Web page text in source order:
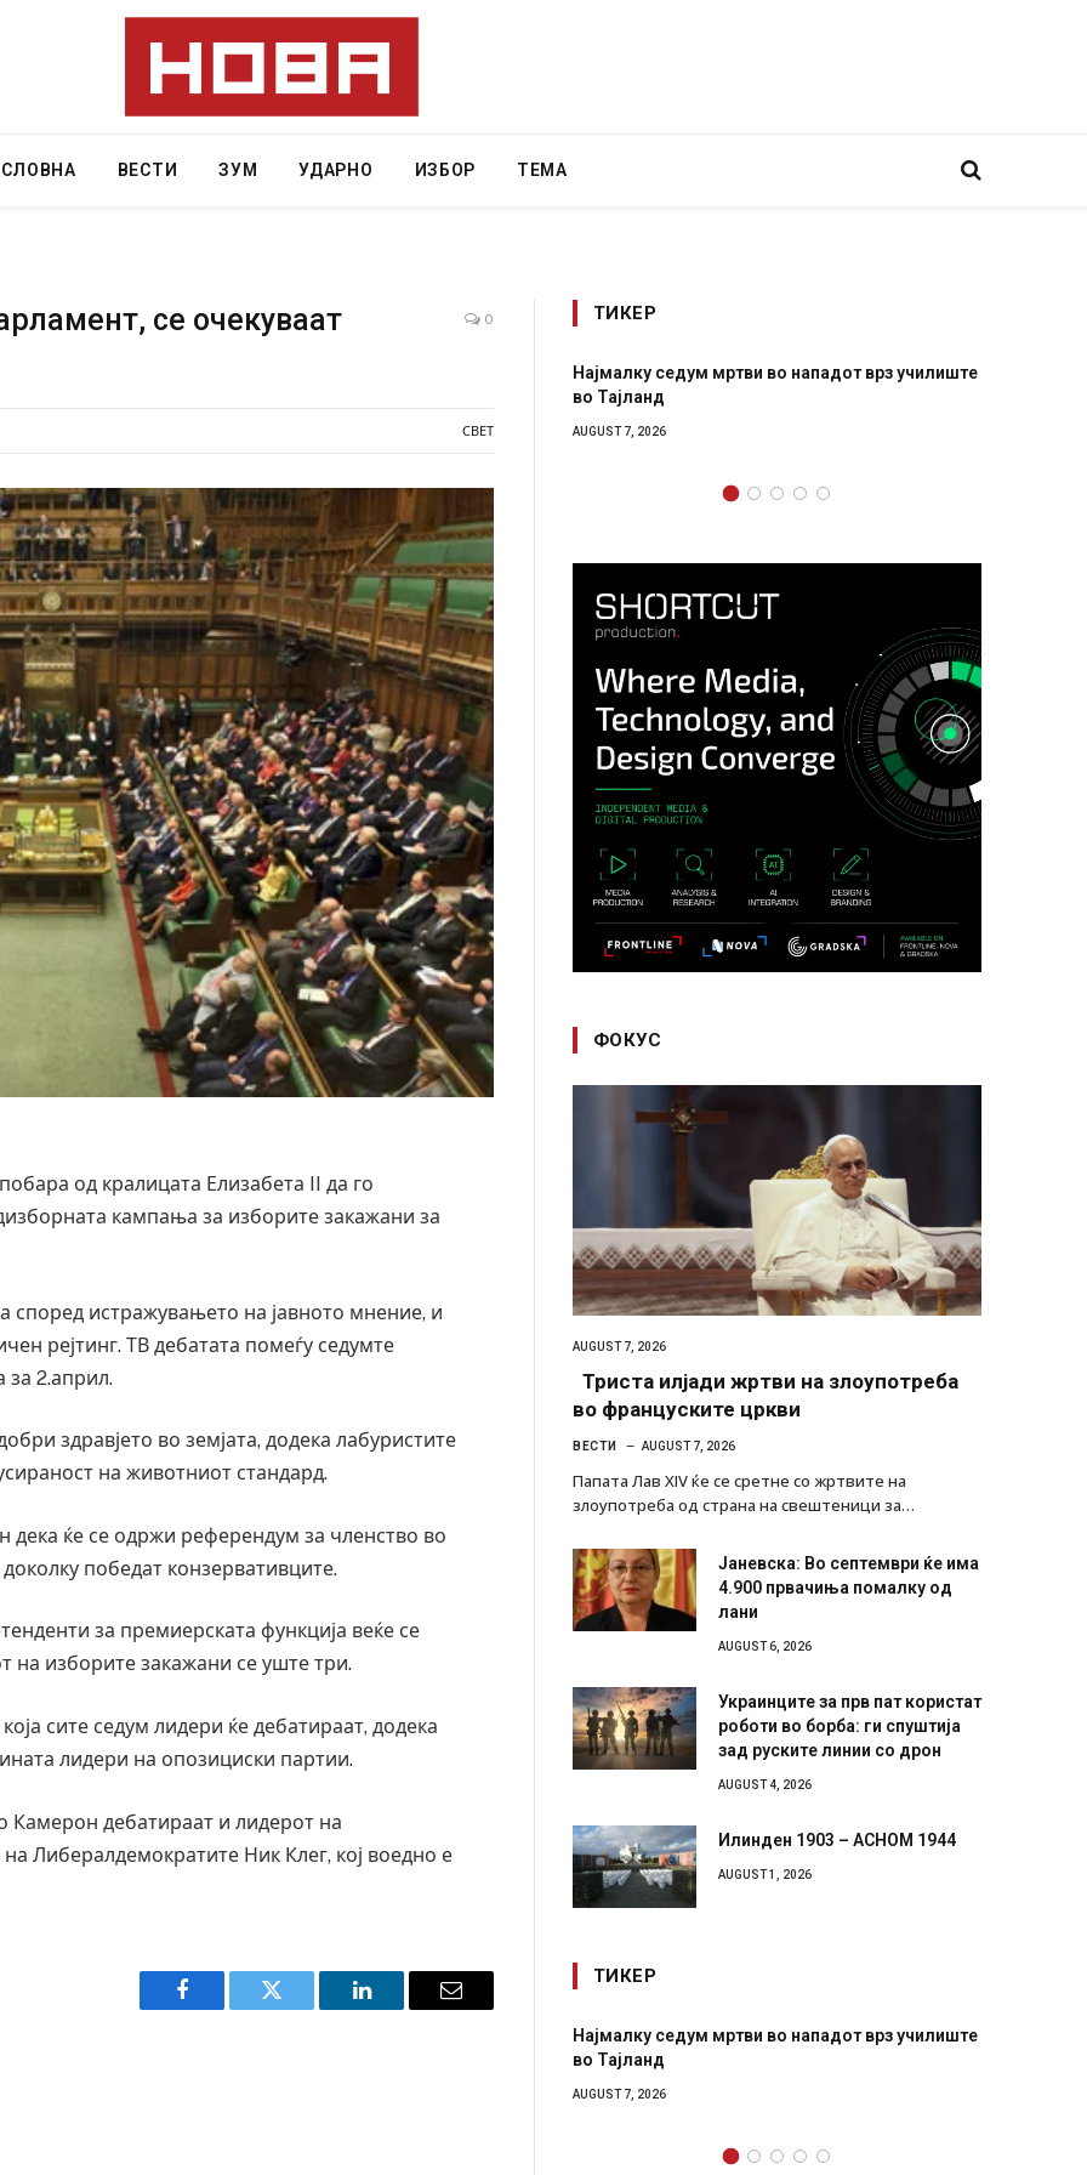
ВЕСТИ ЗУМ УДАРНО ИЗБОР ТЕМА
се очeкуваат 0
СВЕТ
од кралицата Елизабета II да го
кампања за изборите закажани за
според истражувањето на јавното мнение, и
рејтинг. ТВ дебатата помеѓу седумте
за 2.април.
здравјето во земјата, додека лабуристите
на животниот стандард.
ќе се одржи референдум за членство во
победат конзервативците.
за премиерската функција веќе се
на изборите закажани се уште три.
сите седум лидери ќе дебатираат, додека
лидери на опозициски партии.
Камерон дебатираат и лидерот на
Либералдемократите Ник Клег, кој воедно е
Facebook Twitter LinkedIn Email
ТИКЕР
Најмалку седум мртви во нападот врз училиште
СОЗИС: Украинците повеќе им
ФОКУС
AUGUST 7, 2026
Триста илјади жртви на злоупотреба
во француските цркви
ВЕСТИ AUGUST 7, 2026
Папата Лав XIV ќе се сретне со жртвите на
злоупотреба од страна на свештеници за…
Јаневска: Во септември ќе има
4.900 првачиња помалку од
лани
AUGUST 6, 2026
Украинците за прв пат користат
роботи во борба: ги спуштија
зад руските линии со дрон
AUGUST 4, 2026
Илинден 1903 – АСНОМ 1944
AUGUST 1, 2026
ТИКЕР
Најмалку седум мртви во нападот врз училиште
СОЗИС: Украинците повеќе им